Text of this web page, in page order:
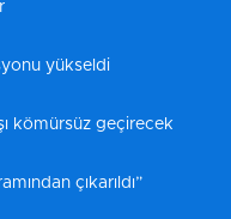
yükseldi
kömürsüz geçirecek
çıkarıldı”